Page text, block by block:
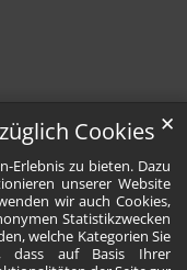
Cookies
Erlebnis zu bieten. Dazu
unserer Website
wir auch Cookies,
Statistikzwecken
welche Kategorien Sie
dass auf Basis Ihrer
✕